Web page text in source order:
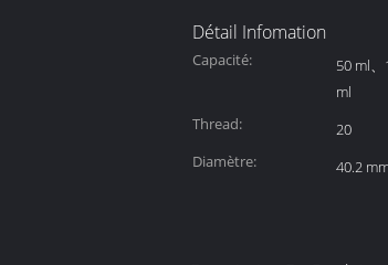
Détail Infomation
Capacité:
50 ml
ml
Thread: 20
Diamètre:
40.2